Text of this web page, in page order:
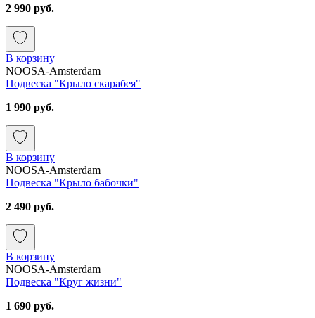
2 990 руб.
В корзину
NOOSA-Amsterdam
Подвеска "Крыло скарабея"
1 990 руб.
В корзину
NOOSA-Amsterdam
Подвеска "Крыло бабочки"
2 490 руб.
В корзину
NOOSA-Amsterdam
Подвеска "Круг жизни"
1 690 руб.